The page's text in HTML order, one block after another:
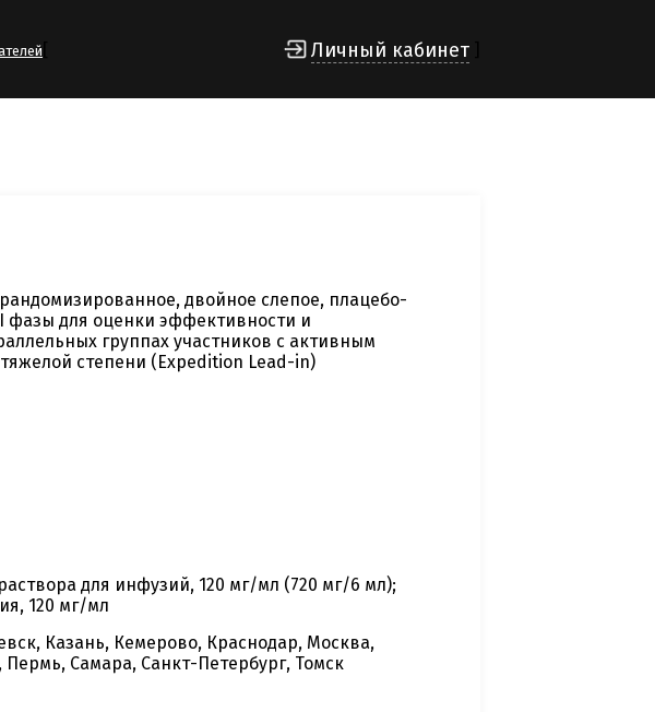
Личный кабинет
двойное слепое, плацебо-
фазы для оценки эффективности и
группах участников с активным
степени (Expedition Lead-in)
для инфузий, 120 мг/мл (720 мг/6 мл);
120 мг/мл
Казань, Кемерово, Краснодар, Москва,
Самара, Санкт-Петербург, Томск